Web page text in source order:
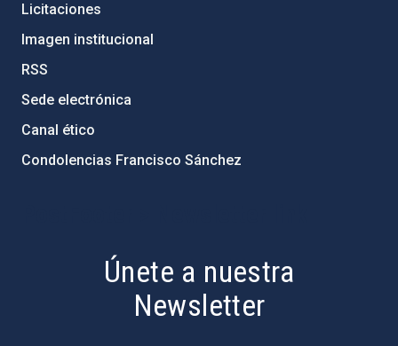
Licitaciones
Imagen institucional
RSS
Sede electrónica
Canal ético
Condolencias Francisco Sánchez
Únete a nuestra
Newsletter